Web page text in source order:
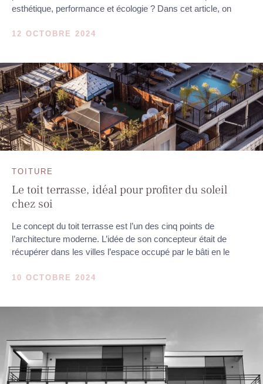
esthétique, performance et écologie ? Dans cet article, on
12 OCTOBRE 2024
TOITURE
Le toit terrasse, idéal pour profiter du soleil
chez soi
Le concept du toit terrasse est l’un des cinq points de
l’architecture moderne. L’idée de son concepteur était de
récupérer dans les villes l’espace occupé par le bâti en le
10 OCTOBRE 2024